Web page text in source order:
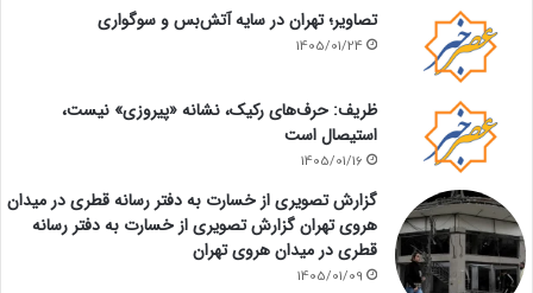
تصاویر؛ تهران در سایه آتش‌بس و سوگواری
1405/01/24
ظریف: حرف‌های رکیک، نشانه «پیروزی» نیست،
استیصال است
1405/01/16
گزارش تصویری از خسارت به دفتر رسانه قطری در میدان
هروی تهران گزارش تصویری از خسارت به دفتر رسانه
قطری در میدان هروی تهران
1405/01/09